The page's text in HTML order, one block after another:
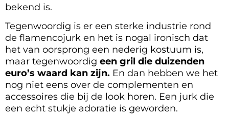
bekend is.
Tegenwoordig is er een sterke industrie rond
de flamencojurk en het is nogal ironisch dat
het van oorsprong een nederig kostuum is,
maar tegenwoordig een gril die duizenden
euro’s waard kan zijn. En dan hebben we het
nog niet eens over de complementen en
accessoires die bij de look horen. Een jurk die
een echt stukje adoratie is geworden.